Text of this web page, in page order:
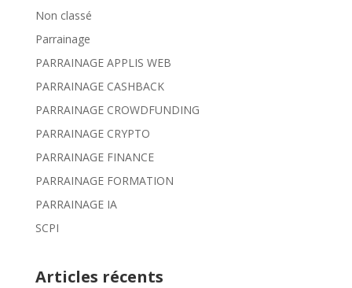
Non classé
Parrainage
PARRAINAGE APPLIS WEB
PARRAINAGE CASHBACK
PARRAINAGE CROWDFUNDING
PARRAINAGE CRYPTO
PARRAINAGE FINANCE
PARRAINAGE FORMATION
PARRAINAGE IA
SCPI
Articles récents